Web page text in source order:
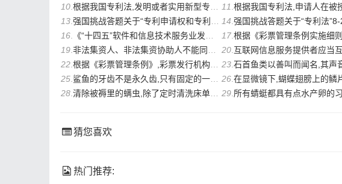
10 根据我国专利法,发明或者实用新型专利权的保护范围以其()的内容为准。 11 .根据我国专利法,申请人在被授予专利权之前()
13 强国挑战答题关于“专利申请权和专利权”8-22更新（共12题） 14 .强国挑战答题关于“专利法”8-22更新
16
《“十四五”软件和信息技术服务业发展规划》指出,鼓励有条件的地区建立信息消费馆、 17 .根据《彩票管理条例实施细则》逾期未兑奖的奖金纳入彩票___,由彩票
19 非法集资人、非法集资协助人不能同时履行所承担的清退集资资金和缴纳罚款义务时,先___ 20 互联网信息服务提供者应当互联网信息服务提供者应当加强对用户发布
22 根据《彩票管理条例》,彩票发行机构、彩票销售机构、彩票代销者以及其他因职务或者业 23 .石首鱼类以善叫而闻名,其声音像碾轧声、打鼓声、蜂雀的飞翔声、猫
25 鲨鱼的牙齿不是永久齿,只有固定的一排,这种说法是___的。 26 .在显微镜下,蝴蝶翅膀上的鳞片犹如屋顶上的瓦片一样
28 清除被褥里的螨虫,除了定时清洗床单、被套外,经常晒被子和褥子是最好的办法,因为阳光 29 所有蜻蜓都具有点水产卵的习性,这种说
猜您喜欢
热门推荐: